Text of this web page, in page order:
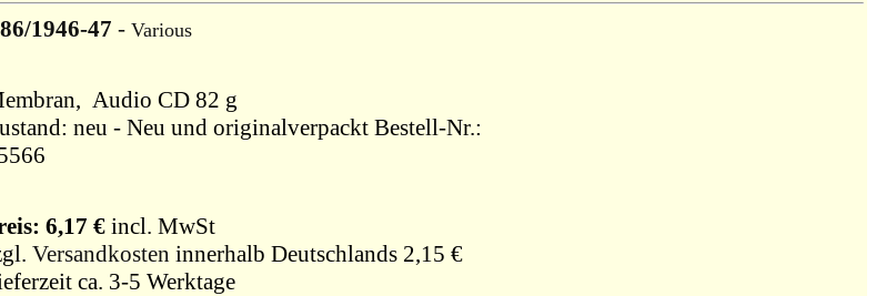
1946-47 - Various
Membran, Audio CD 82 g
neu - Neu und originalverpackt Bestell-Nr.:
6,17 € incl. MwSt
Versandkosten innerhalb Deutschlands 2,15 €
ca. 3-5 Werktage